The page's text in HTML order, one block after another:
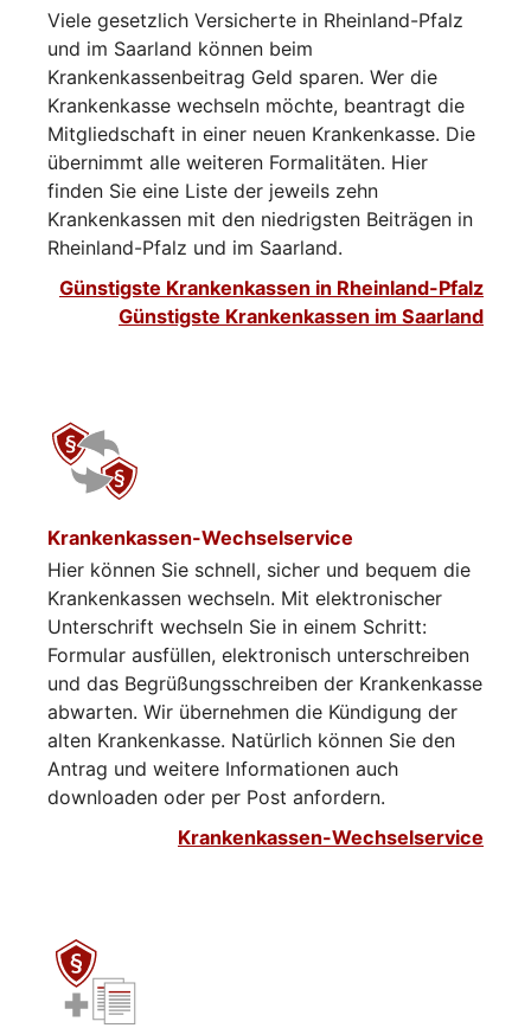
Viele gesetzlich Versicherte in Rheinland-Pfalz
und im Saarland können beim
Krankenkassenbeitrag Geld sparen. Wer die
Krankenkasse wechseln möchte, beantragt die
Mitgliedschaft in einer neuen Krankenkasse. Die
übernimmt alle weiteren Formalitäten. Hier
finden Sie eine Liste der jeweils zehn
Krankenkassen mit den niedrigsten Beiträgen in
Rheinland-Pfalz und im Saarland.
Günstigste Krankenkassen in Rheinland-Pfalz
Günstigste Krankenkassen im Saarland
Krankenkassen-Wechselservice
Hier können Sie schnell, sicher und bequem die
Krankenkassen wechseln. Mit elektronischer
Unterschrift wechseln Sie in einem Schritt:
Formular ausfüllen, elektronisch unterschreiben
und das Begrüßungsschreiben der Krankenkasse
abwarten. Wir übernehmen die Kündigung der
alten Krankenkasse. Natürlich können Sie den
Antrag und weitere Informationen auch
downloaden oder per Post anfordern.
Krankenkassen-Wechselservice